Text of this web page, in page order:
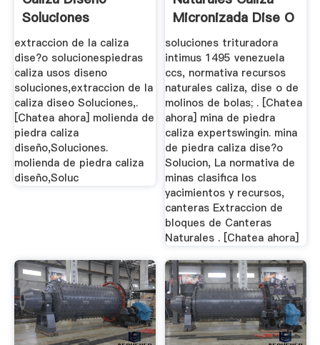
Soluciones
extraccion de la caliza
dise?o solucionespiedras
caliza usos diseno
soluciones,extraccion de la
caliza diseo Soluciones,.
[Chatea ahora] molienda de
piedra caliza
diseño,Soluciones.
molienda de piedra caliza
diseño,Soluc
Micronizada Dise O
...
soluciones trituradora
intimus 1495 venezuela
ccs, normativa recursos
naturales caliza, dise o de
molinos de bolas; . [Chatea
ahora] mina de piedra
caliza expertswingin. mina
de piedra caliza dise?o
Solucion, La normativa de
minas clasifica los
yacimientos y recursos,
canteras Extraccion de
bloques de Canteras
Naturales . [Chatea ahora]